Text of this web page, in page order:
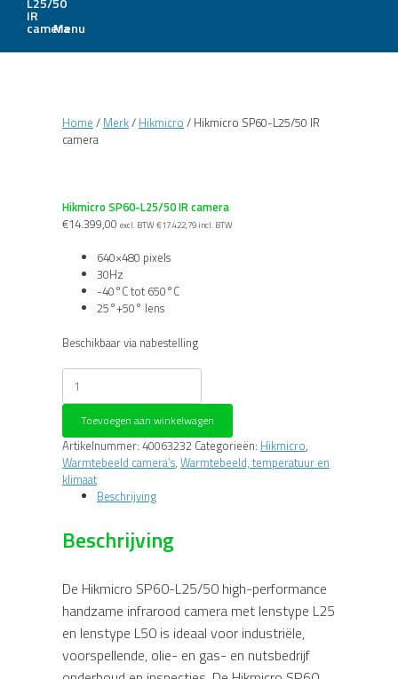
Menu
Home / Merk/ Hikmicro / Hikmicro SP60-L25/50 IR
camera
Hikmicro SP60-L25/50 IR camera
€14.399,00 excl. BTW €17.422,79 incl. BTW
640×480 pixels
30Hz
-40°C tot 650°C
25°+50° lens
Beschikbaar via nabestelling
Hikmicro
SP60-
L25/50
camera
aantal
Toevoegen aan winkelwagen
Artikelnummer: 40063232 Categorieën: Hikmicro,
Warmtebeeld camera’s, Warmtebeeld, temperatuur en
klimaat
Beschrijving
Beschrijving
De Hikmicro SP60-L25/50 high-performance
handzame infrarood camera met lenstype L25
en lenstype L50 is ideaal voor industriële,
voorspellende, olie- en gas- en nutsbedrijf